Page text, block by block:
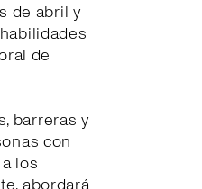
de abril y
de
barreras y
con
los